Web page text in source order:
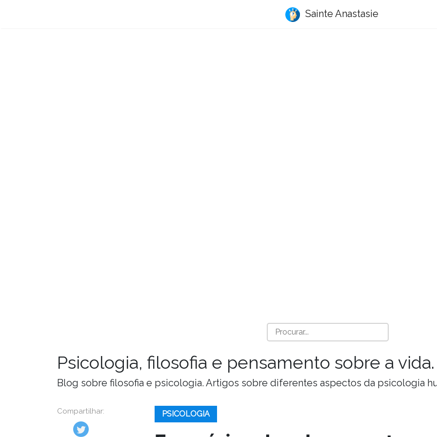
Sainte Anastasie
Psicologia, filosofia e pensamento sobre a vida.
Blog sobre filosofia e psicologia. Artigos sobre diferentes aspectos da psicologia
Compartilhar: PSICOLOGIA